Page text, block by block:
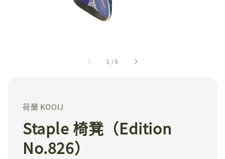
1 /5
荷蘭 KOOIJ
Staple 椅凳（Edition
No.826）